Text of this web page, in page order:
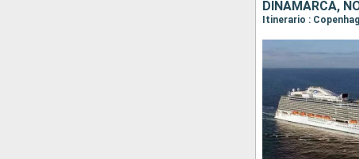
DINAMARCA,